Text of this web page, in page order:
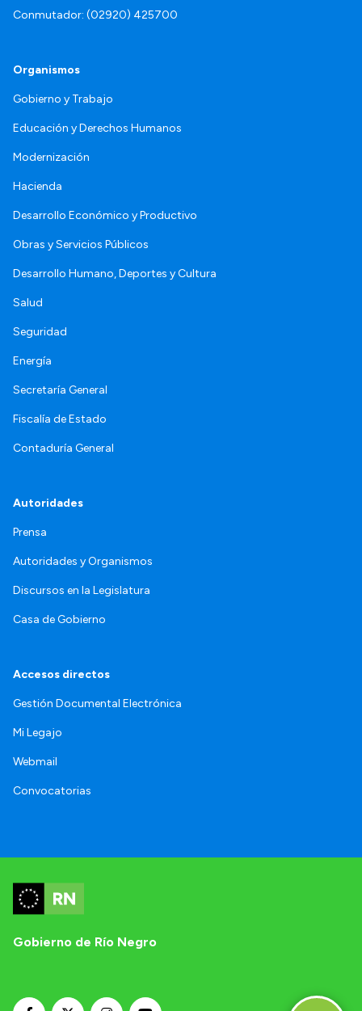
Conmutador: (02920) 425700
Organismos
Gobierno y Trabajo
Educación y Derechos Humanos
Modernización
Hacienda
Desarrollo Económico y Productivo
Obras y Servicios Públicos
Desarrollo Humano, Deportes y Cultura
Salud
Seguridad
Energía
Secretaría General
Fiscalía de Estado
Contaduría General
Autoridades
Prensa
Autoridades y Organismos
Discursos en la Legislatura
Casa de Gobierno
Accesos directos
Gestión Documental Electrónica
Mi Legajo
Webmail
Convocatorias
Gobierno de Río Negro